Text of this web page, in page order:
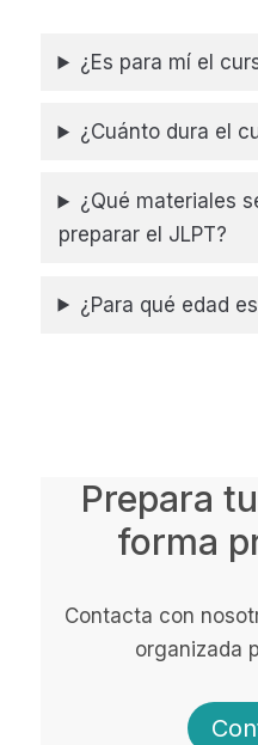
¿Es para mí el
¿Cuánto dura el
¿Qué materiales
preparar el JLPT?
¿Para qué edad
Prepara
forma
Contacta con
organizada